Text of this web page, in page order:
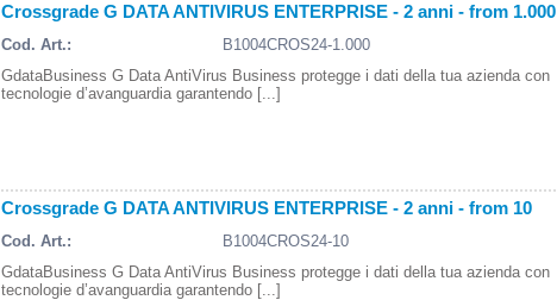
Crossgrade G DATA ANTIVIRUS ENTERPRISE - 2 anni - from 1.000
Cod. Art.:
B1004CROS24-1.000
GdataBusiness G Data AntiVirus Business protegge i dati della tua azienda con
tecnologie d’avanguardia garantendo [...]
Crossgrade G DATA ANTIVIRUS ENTERPRISE - 2 anni - from 10
Cod. Art.:
B1004CROS24-10
GdataBusiness G Data AntiVirus Business protegge i dati della tua azienda con
tecnologie d’avanguardia garantendo [...]